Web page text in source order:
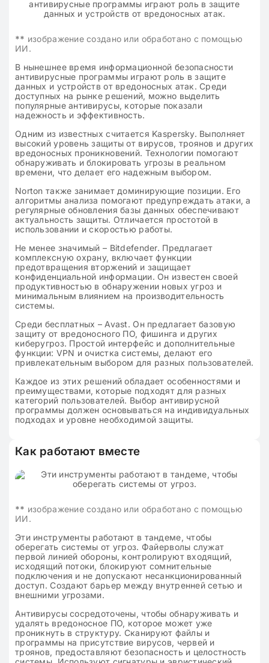
** изображение создано или обработано с помощью
ИИ.
В нынешнее время информационной безопасности
антивирусные программы играют роль в защите
данных и устройств от вредоносных атак. Среди
доступных на рынке решений, можно выделить
популярные антивирусы, которые показали
надежность и эффективность.
Одним из известных считается Kaspersky. Выполняет
высокий уровень защиты от вирусов, троянов и других
вредоносных проникновений. Технологии помогают
обнаруживать и блокировать угрозы в реальном
времени, что делает его надежным выбором.
Norton также занимает доминирующие позиции. Его
алгоритмы анализа помогают предупреждать атаки, а
регулярные обновления базы данных обеспечивают
актуальность защиты. Отличается простотой в
использовании и скоростью работы.
Не менее значимый – Bitdefender. Предлагает
комплексную охрану, включает функции
предотвращения вторжений и защищает
конфиденциальной информации. Он известен своей
продуктивностью в обнаружении новых угроз и
минимальным влиянием на производительность
системы.
Среди бесплатных – Avast. Он предлагает базовую
защиту от вредоносного ПО, фишинга и других
киберугроз. Простой интерфейс и дополнительные
функции: VPN и очистка системы, делают его
привлекательным выбором для разных пользователей.
Каждое из этих решений обладает особенностями и
преимуществами, которые подходят для разных
категорий пользователей. Выбор антивирусной
программы должен основываться на индивидуальных
подходах и уровне необходимой защиты.
Как работают вместе
** изображение создано или обработано с помощью
ИИ.
Эти инструменты работают в тандеме, чтобы
оберегать системы от угроз. Файерволы служат
первой линией обороны, контролируют входящий,
исходящий потоки, блокируют сомнительные
подключения и не допускают несанкционированный
доступ. Создают барьер между внутренней сетью и
внешними угрозами.
Антивирусы сосредоточены, чтобы обнаруживать и
удалять вредоносное ПО, которое может уже
проникнуть в структуру. Сканируют файлы и
программы на присутствие вирусов, червей и
троянов, предоставляют безопасность и целостность